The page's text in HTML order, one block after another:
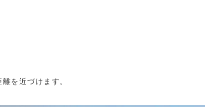
を近づけます。